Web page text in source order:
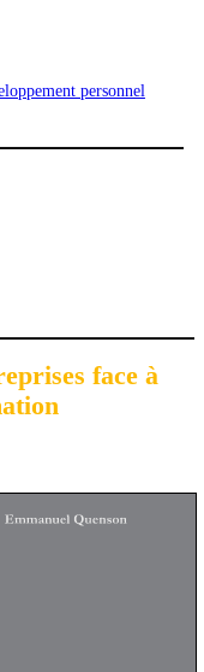
personnel
face à